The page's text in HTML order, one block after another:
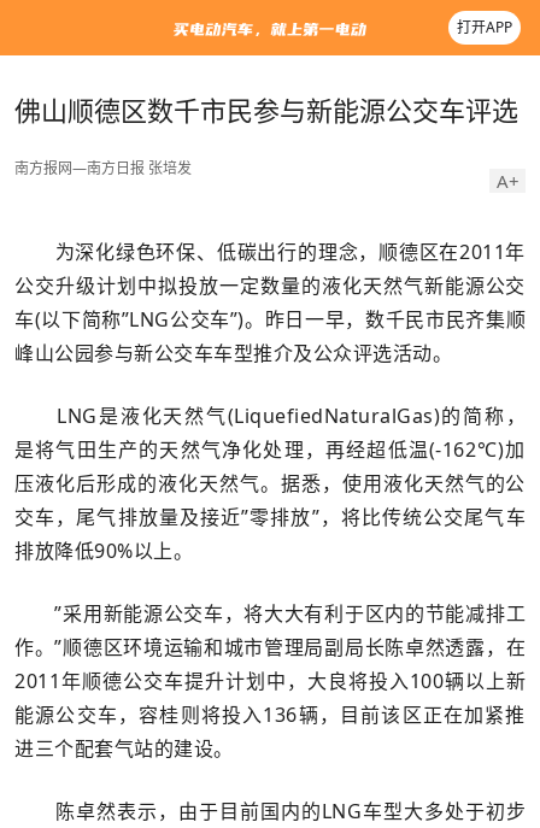
打开APP
佛山顺德区数千市民参与新能源公交车评选
南方报网—南方日报 张培发
A+
为深化绿色环保、低碳出行的理念，顺德区在2011年
公交升级计划中拟投放一定数量的液化天然气新能源公交
车(以下简称”LNG公交车”)。昨日一早，数千民市民齐集顺
峰山公园参与新公交车车型推介及公众评选活动。
LNG是液化天然气(LiquefiedNaturalGas)的简称，
是将气田生产的天然气净化处理，再经超低温(-162℃)加
压液化后形成的液化天然气。据悉，使用液化天然气的公
交车，尾气排放量及接近”零排放”，将比传统公交尾气车
排放降低90%以上。
”采用新能源公交车，将大大有利于区内的节能减排工
作。”顺德区环境运输和城市管理局副局长陈卓然透露，在
2011年顺德公交车提升计划中，大良将投入100辆以上新
能源公交车，容桂则将投入136辆，目前该区正在加紧推
进三个配套气站的建设。
陈卓然表示，由于目前国内的LNG车型大多处于初步